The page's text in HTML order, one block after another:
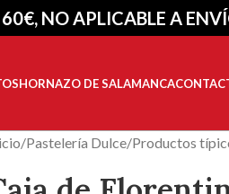
NO APLICABLE A
HORNAZO DE SALAMANCA
/Pastelería Dulce/Productos